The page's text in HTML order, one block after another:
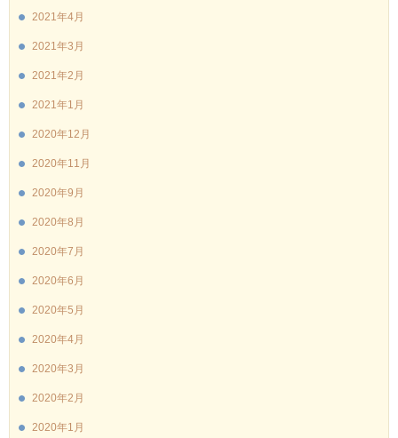
2021年4月
2021年3月
2021年2月
2021年1月
2020年12月
2020年11月
2020年9月
2020年8月
2020年7月
2020年6月
2020年5月
2020年4月
2020年3月
2020年2月
2020年1月